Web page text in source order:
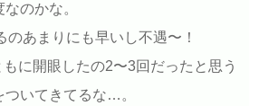
のかな。
あまりにも早いし不遇〜！
に開眼したの2〜3回だったと思う
いてきてるな…。